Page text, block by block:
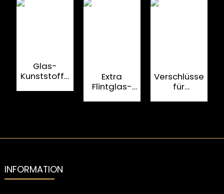
Glas-
Kunststoff-
Extra
Flintglas-
individueller
Verschlüsse
für
lebensmittelecht
INFORMATION